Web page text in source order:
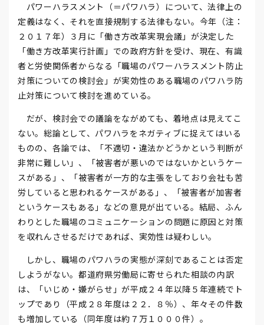
パワーハラスメント（＝パワハラ）について、法律上の
定義はなく、それを直接規制する法律もない。今年（注：
２０１７年）３月に「働き方改革実現会議」が決定した
「働き方改革実行計画」での政府方針を受け、現在、有識
者と労使関係者からなる「職場のパワーハラスメント防止
対策についての検討会」が実効性のある職場のパワハラ防
止対策について検討を進めている。
だが、検討会での議論をながめても、着地点は見えてこ
ない。総論として、パワハラをネガティブに捉えてはいる
ものの、各論では、「不適切・違法かどうかという判断が
非常に難しい」、「被害者が悪いのではないかというケー
スがある」、「被害者が一方的な主張をしており会社も苦
労していると思われるケースがある」、「被害者が加害者
というケースもある」などの意見が出ている。結局、ふん
わりとした職場のコミュニケーションの問題に原因と対策
を収れんさせるだけであれば、実効性は疑わしい。
しかし、職場のパワハラの実態が深刻であることは否定
しようがない。都道府県労働局に寄せられた相談の内訳
は、「いじめ・嫌がらせ」が平成２４年以降５年連続でト
ップであり（平成２８年度は２２．８％）、年々その件数
も増加している（同年度は約７万１０００件）。